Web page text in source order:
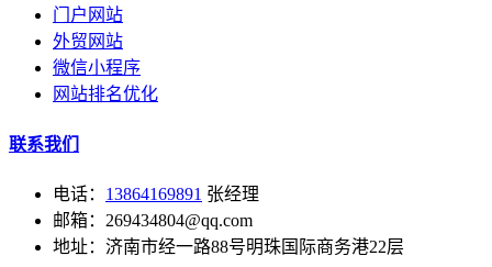
门户网站
外贸网站
微信小程序
网站排名优化
联系我们
电话： 13864169891 张经理
邮箱：269434804@qq.com
地址：济南市经一路88号明珠国际商务港22层